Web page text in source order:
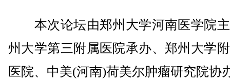
本次论坛由郑州大学河南医学院
州大学第三附属医院承办、郑州大学
医院、中美(河南)荷美尔肿瘤研究院协